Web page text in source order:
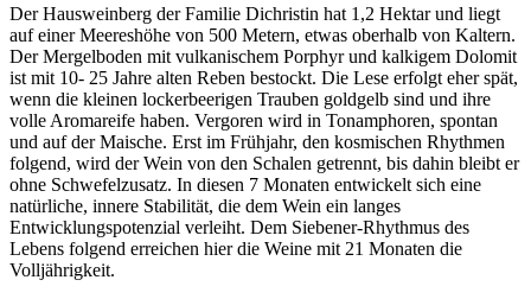
Der Hausweinberg der Familie Dichristin hat 1,2 Hektar und liegt
auf einer Meereshöhe von 500 Metern, etwas oberhalb von Kaltern.
Der Mergelboden mit vulkanischem Porphyr und kalkigem Dolomit
ist mit 10- 25 Jahre alten Reben bestockt. Die Lese erfolgt eher spät,
wenn die kleinen lockerbeerigen Trauben goldgelb sind und ihre
volle Aromareife haben. Vergoren wird in Tonamphoren, spontan
und auf der Maische. Erst im Frühjahr, den kosmischen Rhythmen
folgend, wird der Wein von den Schalen getrennt, bis dahin bleibt er
ohne Schwefelzusatz. In diesen 7 Monaten entwickelt sich eine
natürliche, innere Stabilität, die dem Wein ein langes
Entwicklungspotenzial verleiht. Dem Siebener-Rhythmus des
Lebens folgend erreichen hier die Weine mit 21 Monaten die
Volljährigkeit.